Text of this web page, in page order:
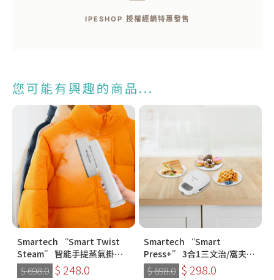
IPESHOP 授權經銷特惠發售
您可能有興趣的商品...
Smartech “Smart Twist
Steam” 智能手提蒸氣掛燙
機 (SS-8108)
$ 698.0 $ 248.0
Smartech “Smart
Press+” 3合1三文治/窩夫/
冬甩機 SM-2228
$ 698.0 $ 298.0